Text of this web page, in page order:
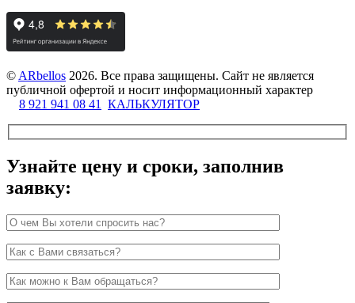
© ARbellos 2026. Все права защищены. Сайт не является
публичной офертой и носит информационный характер
8 921 941 08 41
КАЛЬКУЛЯТОР
Узнайте цену и сроки, заполнив
заявку: